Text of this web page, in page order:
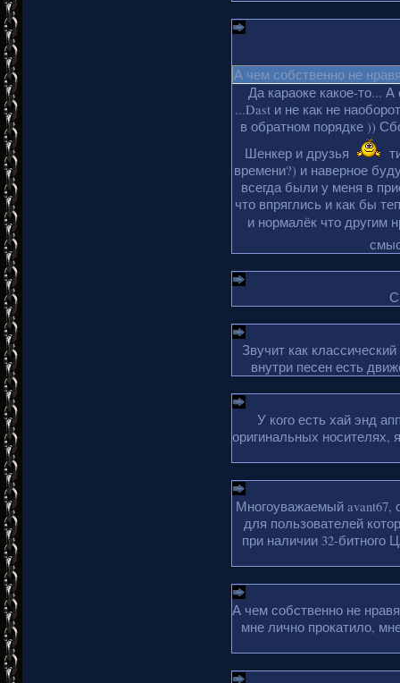
А чем собственно не
Да караоке какое-то...
...Dast и не как не
в обратном порядке ))
Шенкер и друзья
времени?) и наверное
всегда были у меня в
что впряглись и как бы
и нормалёк что другим
Звучит как
внутри песен есть
У кого есть хай энд
оригинальных
Многоуважаемый
для пользователей
при наличии 32-битного
А чем собственно не
мне лично прокатило,